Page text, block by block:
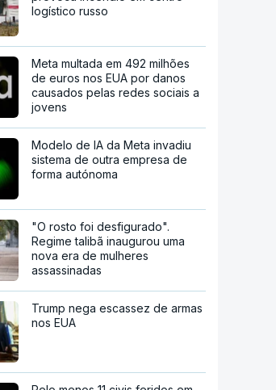
logístico russo
Meta multada em 492 milhões
de euros nos EUA por danos
causados pelas redes sociais a
jovens
Modelo de IA da Meta invadiu
sistema de outra empresa de
forma autónoma
"O rosto foi desfigurado".
Regime talibã inaugurou uma
nova era de mulheres
assassinadas
Trump nega escassez de armas
nos EUA